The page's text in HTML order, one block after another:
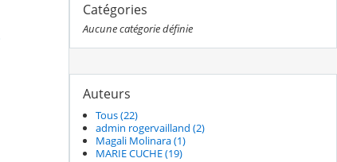
Catégories
Aucune catégorie définie
Auteurs
Tous (22)
admin rogervailland (2)
Magali Molinara (1)
MARIE CUCHE (19)